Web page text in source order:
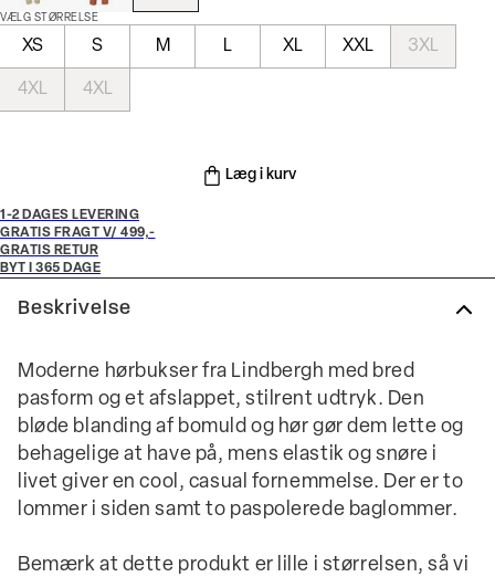
VÆLG STØRRELSE
XS S M L XL XXL 3XL
4XL 4XL
Læg i kurv
1-2 DAGES LEVERING
GRATIS FRAGT V/ 499,-
GRATIS RETUR
BYT I 365 DAGE
Beskrivelse
Moderne hørbukser fra Lindbergh med bred
pasform og et afslappet, stilrent udtryk. Den
bløde blanding af bomuld og hør gør dem lette og
behagelige at have på, mens elastik og snøre i
livet giver en cool, casual fornemmelse. Der er to
lommer i siden samt to paspolerede baglommer.
Bemærk at dette produkt er lille i størrelsen, så vi